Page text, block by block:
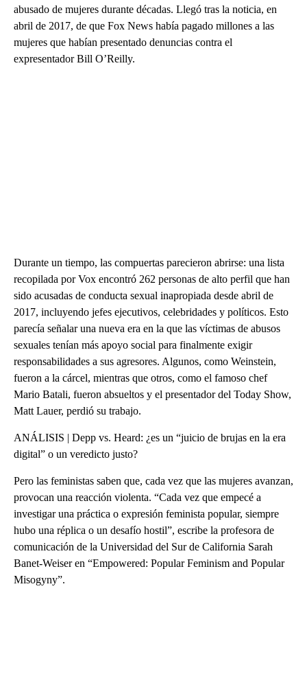
abusado de mujeres durante décadas. Llegó tras la noticia, en
abril de 2017, de que Fox News había pagado millones a las
mujeres que habían presentado denuncias contra el
expresentador Bill O’Reilly.
Durante un tiempo, las compuertas parecieron abrirse: una lista
recopilada por Vox encontró 262 personas de alto perfil que han
sido acusadas de conducta sexual inapropiada desde abril de
2017, incluyendo jefes ejecutivos, celebridades y políticos. Esto
parecía señalar una nueva era en la que las víctimas de abusos
sexuales tenían más apoyo social para finalmente exigir
responsabilidades a sus agresores. Algunos, como Weinstein,
fueron a la cárcel, mientras que otros, como el famoso chef
Mario Batali, fueron absueltos y el presentador del Today Show,
Matt Lauer, perdió su trabajo.
ANÁLISIS | Depp vs. Heard: ¿es un “juicio de brujas en la era
digital” o un veredicto justo?
Pero las feministas saben que, cada vez que las mujeres avanzan,
provocan una reacción violenta. “Cada vez que empecé a
investigar una práctica o expresión feminista popular, siempre
hubo una réplica o un desafío hostil”, escribe la profesora de
comunicación de la Universidad del Sur de California Sarah
Banet-Weiser en “Empowered: Popular Feminism and Popular
Misogyny”.